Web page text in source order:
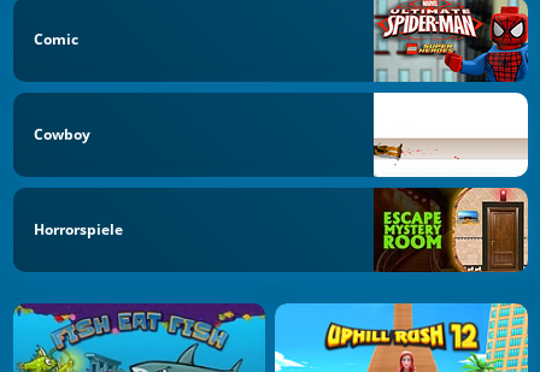
Comic
Cowboy
Horrorspiele